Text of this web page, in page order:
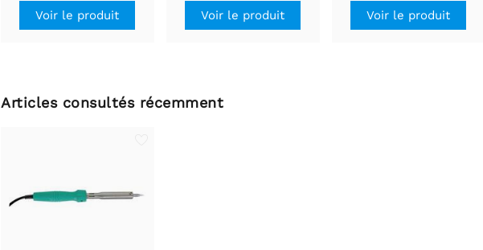
Voir le produit Voir le produit Voir le produit
Articles consultés récemment